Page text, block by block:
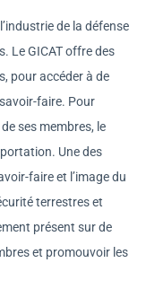
de la défense
Le GICAT offre des
pour accéder à de
faire. Pour
ses membres, le
Une des
faire et l’image du
terrestres et
présent sur de
et promouvoir les